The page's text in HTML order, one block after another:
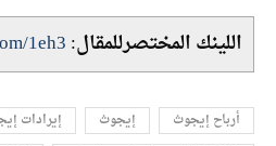
اللينك المختصرللمقال:1eh3
أرباح إيجوث إيجوث إيرادات